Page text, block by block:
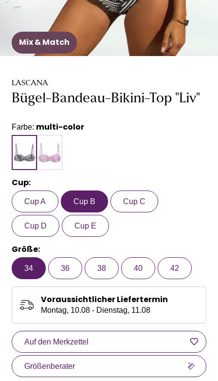
Mix & Match
LASCANA
Bügel-Bandeau-Bikini-Top "Liv"
Farbe: multi-color
Cup:
Cup A Cup B Cup C
Cup D Cup E
Größe:
34 36 38 40 42
Voraussichtlicher Liefertermin
Montag, 10.08 - Dienstag, 11.08
Auf den Merkzettel
Größenberater